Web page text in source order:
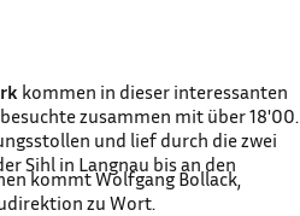
kommen in dieser interessanten
zusammen mit über
und lief durch die zwei
Sihl in Langnau bis an den
kommt Wolfgang Bollack,
zu Wort.